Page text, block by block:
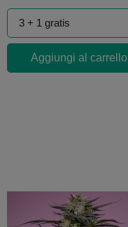
Aggiungi al carrello